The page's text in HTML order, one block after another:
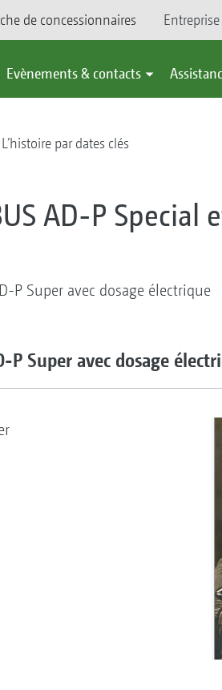
de concessionnaires Entreprise
Evènements & contacts
L’histoire par dates clés
AD-P Special
P Super avec dosage électrique
P Super avec dosage